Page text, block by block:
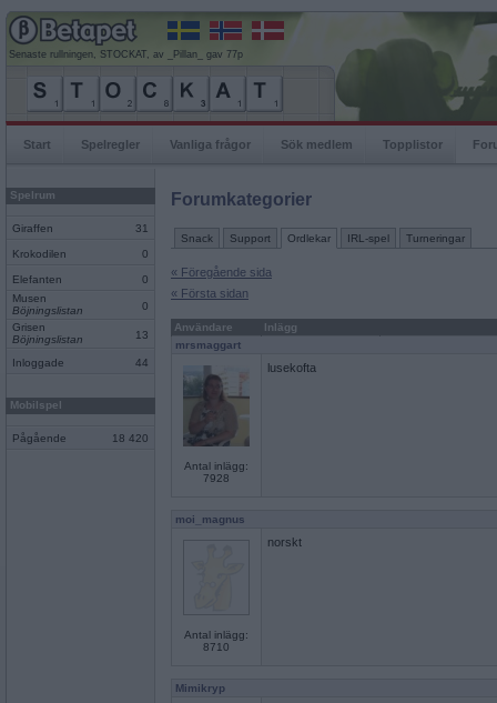
Senaste rullningen, STOCKAT, av _Pillan_ gav 77p
Start Spelregler Vanliga frågor Sök medlem Topplistor
Spelrum
Giraffen 31
Krokodilen 0
Elefanten
0
Musen
Böjningslistan
0
Grisen
Böjningslistan
13
Inloggade 44
Mobilspel
Pågående 18 420
Forumkategorier
Snack Support Ordlekar IRL-spel Turneringar
« Föregående sida
« Första sidan
Användare
Inlägg
mrsmaggart
Antal inlägg:
7928
lusekofta
moi_magnus
Antal inlägg:
8710
norskt
Mimikryp